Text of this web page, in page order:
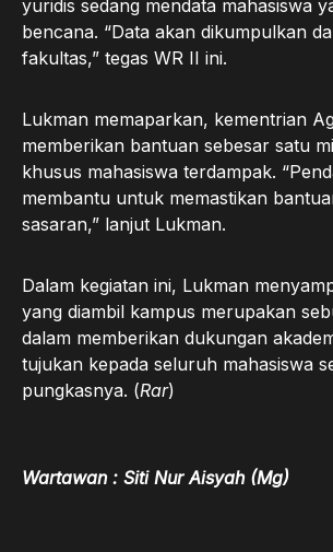
yuridis sedang mendata mahasiswa
bencana. “Data akan dikumpulkan
fakultas,” tegas WR II ini.
Lukman memaparkan, kementrian
memberikan bantuan sebesar satu
khusus mahasiswa terdampak.
membantu untuk memastikan
sasaran,” lanjut Lukman.
Dalam kegiatan ini, Lukman
yang diambil kampus merupakan
dalam memberikan dukungan
tujukan kepada seluruh mahasiswa
pungkasnya. (Rar)
Wartawan : Siti Nur Aisyah (Mg)